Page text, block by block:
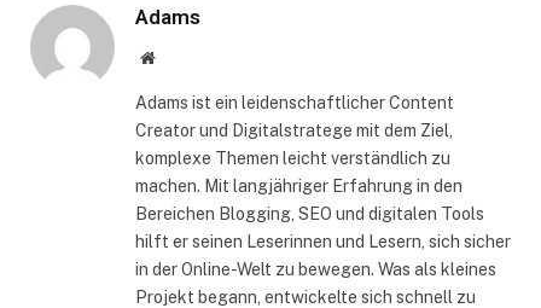
Adams
Website
Adams ist ein leidenschaftlicher Content
Creator und Digitalstratege mit dem Ziel,
komplexe Themen leicht verständlich zu
machen. Mit langjähriger Erfahrung in den
Bereichen Blogging, SEO und digitalen Tools
hilft er seinen Leserinnen und Lesern, sich sicher
in der Online-Welt zu bewegen. Was als kleines
Projekt begann, entwickelte sich schnell zu